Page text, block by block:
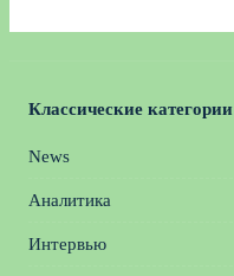
Классические категории
News
Аналитика
Интервью